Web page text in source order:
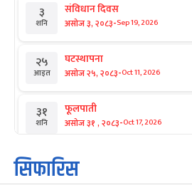
३
शनि
संविधान दिवस
असोज ३, २०८३-Sep 19, 2026
२५
आइत
घटस्थापना
असोज २५, २०८३-Oct 11, 2026
३१
शनि
फूलपाती
असोज ३१ , २०८३-Oct 17, 2026
१
आइत
कार्तिक सङ्क्रान्ति
कार्तिक १, २०८३
सिफारिस